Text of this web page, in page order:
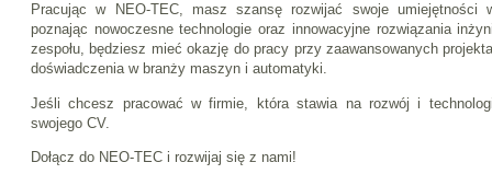
Pracując w NEO-TEC, masz szansę rozwijać swoje umiejętności
poznając nowoczesne technologie oraz innowacyjne rozwiązania
zespołu, będziesz mieć okazję do pracy przy zaawansowanych
doświadczenia w branży maszyn i automatyki.
Jeśli chcesz pracować w firmie, która stawia na rozwój i
swojego CV.
Dołącz do NEO-TEC i rozwijaj się z nami!